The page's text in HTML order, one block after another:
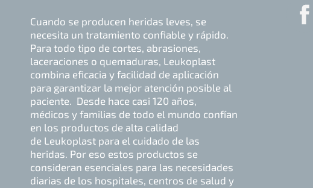
Cuando se producen heridas leves, se
necesita un tratamiento confiable y rápido.
Para todo tipo de cortes, abrasiones,
laceraciones o quemaduras, Leukoplast
combina eficacia y facilidad de aplicación
para garantizar la mejor atención posible al
paciente. Desde hace casi 120 años,
médicos y familias de todo el mundo confían
en los productos de alta calidad
de Leukoplast para el cuidado de las
heridas. Por eso estos productos se
consideran esenciales para las necesidades
diarias de los hospitales, centros de salud y